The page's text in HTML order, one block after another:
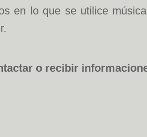
en lo que se utilice
o recibir